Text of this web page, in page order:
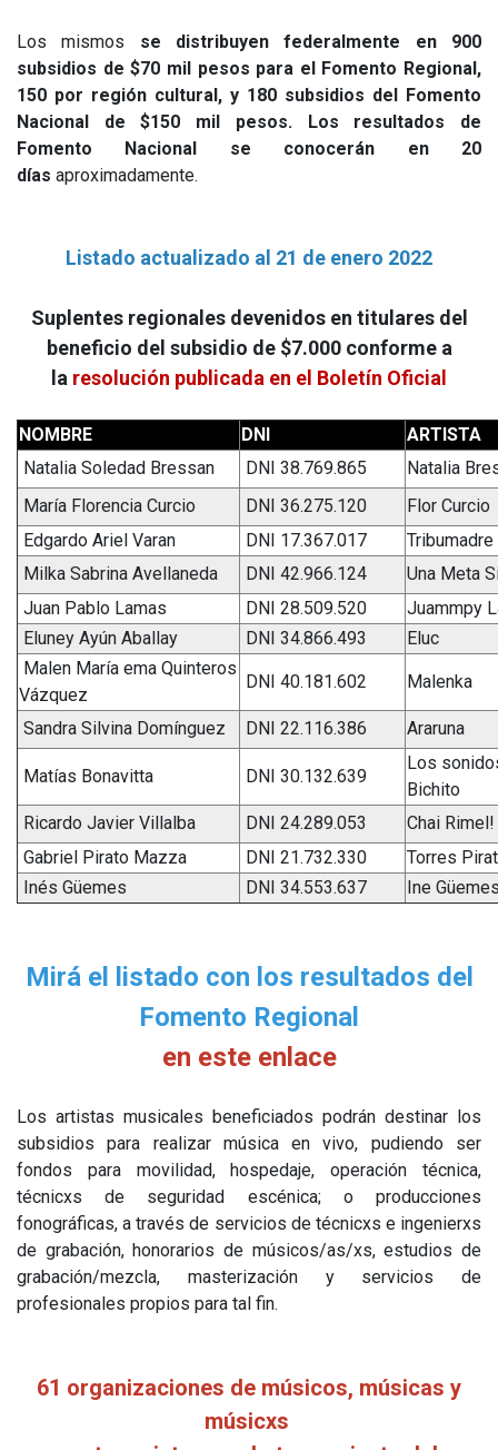
Los mismos se distribuyen federalmente en 900
subsidios de $70 mil pesos para el Fomento Regional,
150 por región cultural, y 180 subsidios del Fomento
Nacional de $150 mil pesos. Los resultados de
Fomento Nacional se conocerán en 20
días aproximadamente.
Listado actualizado al 21 de enero 2022
Suplentes regionales devenidos en titulares del
beneficio del subsidio de $7.000 conforme a
la resolución publicada en el Boletín Oficial
NOMBRE DNI
ARTISTA
Natalia Soledad Bressan
DNI 38.769.865
Natalia
María Florencia Curcio
DNI 36.275.120
Flor Curcio
Edgardo Ariel Varan
DNI 17.367.017
Tribumadre
Milka Sabrina Avellaneda
DNI 42.966.124
Una Meta
Juan Pablo Lamas
DNI 28.509.520
Juammpy
Eluney Ayún Aballay
DNI 34.866.493
Eluc
Malen María ema Quinteros
Vázquez
DNI 40.181.602 Malenka
Sandra Silvina Domínguez DNI 22.116.386 Araruna
Matías Bonavitta DNI 30.132.639
Los
Bichito
Ricardo Javier Villalba
DNI 24.289.053
Chai Rimel!
Gabriel Pirato Mazza
DNI 21.732.330
Torres
Inés Güemes
DNI 34.553.637 Ine
Mirá el listado con los resultados del
Fomento Regional
en este enlace
Los artistas musicales beneficiados podrán destinar los
subsidios para realizar música en vivo, pudiendo ser
fondos para movilidad, hospedaje, operación técnica,
técnicxs de seguridad escénica; o producciones
fonográficas, a través de servicios de técnicxs e ingenierxs
de grabación, honorarios de músicos/as/xs, estudios de
grabación/mezcla, masterización y servicios de
profesionales propios para tal fin.
61 organizaciones de músicos, músicas y
músicxs